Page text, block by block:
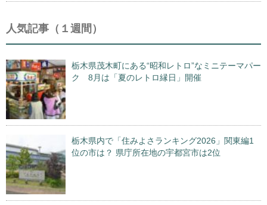
人気記事（１週間）
栃木県茂木町にある“昭和レトロ”なミニテーマパー
ク 8月は「夏のレトロ縁日」開催
栃木県内で「住みよさランキング2026」関東編1
位の市は？ 県庁所在地の宇都宮市は2位